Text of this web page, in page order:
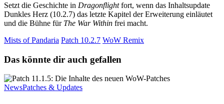
Setzt die Geschichte in Dragonflightfort, wenn das Inhaltsupdate
Dunkles Herz (10.2.7) das letzte Kapitel der Erweiterung einläutet
und die Bühne für The War Within frei macht.
Mists of Pandaria Patch 10.2.7 WoW Remix
Das könnte dir auch gefallen
NewsPatches & Updates